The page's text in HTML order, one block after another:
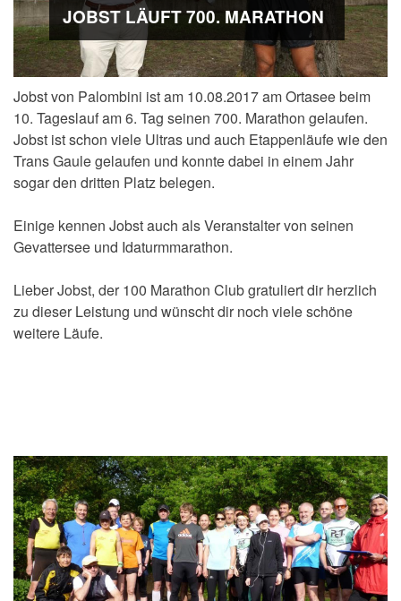
JOBST LÄUFT 700. MARATHON
Jobst von Palombini ist am 10.08.2017 am Ortasee beim
10. Tageslauf am 6. Tag seinen 700. Marathon gelaufen.
Jobst ist schon viele Ultras und auch Etappenläufe wie den
Trans Gaule gelaufen und konnte dabei in einem Jahr
sogar den dritten Platz belegen.
Einige kennen Jobst auch als Veranstalter von seinen
Gevattersee und Idaturmmarathon.
Lieber Jobst, der 100 Marathon Club gratuliert dir herzlich
zu dieser Leistung und wünscht dir noch viele schöne
weitere Läufe.